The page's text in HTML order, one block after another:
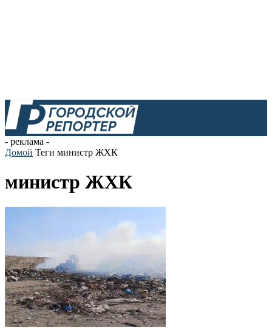
- реклама -
Домой Теги министр ЖХК
министр ЖХК